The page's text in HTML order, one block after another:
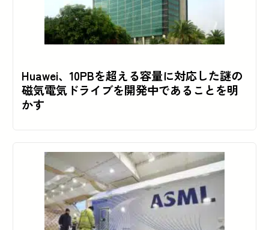
Huawei、10PBを超える容量に対応した謎の
磁気電気ドライブを開発中であることを明
かす